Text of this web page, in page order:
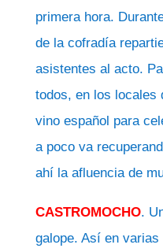
primera hora.
de la cofradía
asistentes al acto.
todos, en los locales
vino español para
a poco va
ahí la afluencia de
CASTROMOCHO.
galope. Así en